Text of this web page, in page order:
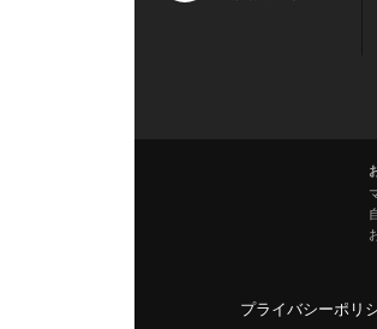
プライバシーポリ